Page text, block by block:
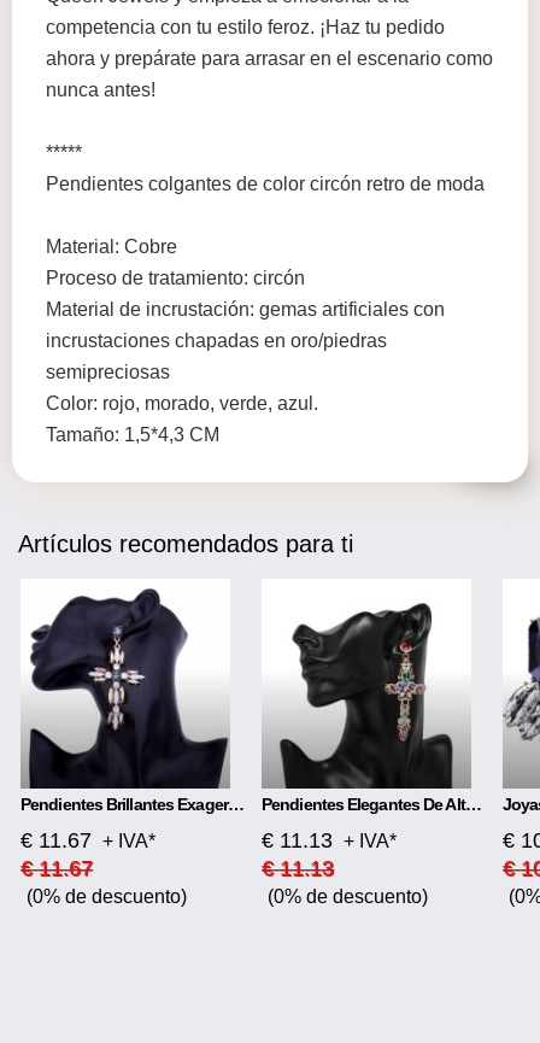
competencia con tu estilo feroz. ¡Haz tu pedido
ahora y prepárate para arrasar en el escenario como
nunca antes!
*****
Pendientes colgantes de color circón retro de moda
Material: Cobre
Proceso de tratamiento: circón
Material de incrustación: gemas artificiales con
incrustaciones chapadas en oro/piedras
semipreciosas
Color: rojo, morado, verde, azul.
Tamaño: 1,5*4,3 CM
Artículos recomendados para ti
Pendientes Brillantes Exagerados En Forma De Cruz
€ 11.67 + IVA*
€ 11.67
(0% de descuento)
Pendientes Elegantes De Alta Calidad.
€ 11.13 + IVA*
€ 11.13
(0% de descuento)
€
€